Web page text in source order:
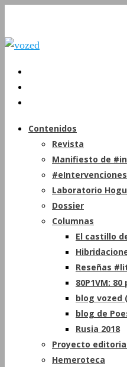
Contenidos
Revista
Manifiesto de
#eIntervenciones
Laboratorio
Dossier
Columnas
El castillo
Reseñas
80P1VM:
blog vozed
blog de
Rusia 2018
Proyecto
Hemeroteca